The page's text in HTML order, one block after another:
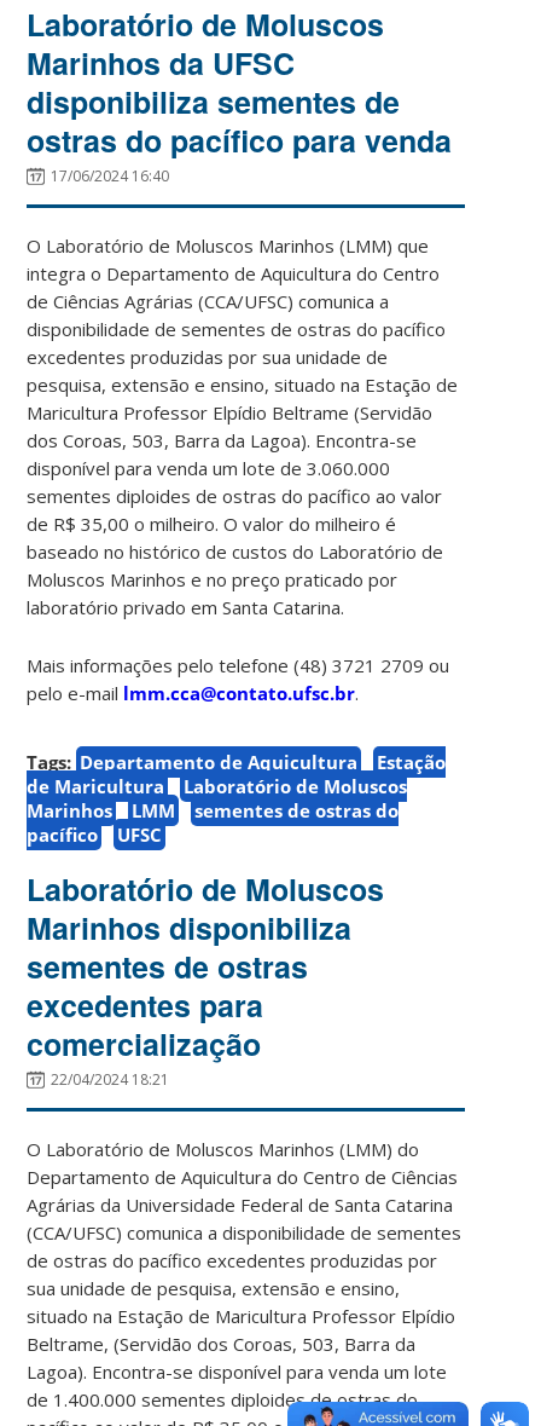
Laboratório de Moluscos
Marinhos da UFSC
disponibiliza sementes de
ostras do pacífico para venda
17/06/2024 16:40
O Laboratório de Moluscos Marinhos (LMM) que
integra o Departamento de Aquicultura do Centro
de Ciências Agrárias (CCA/UFSC) comunica a
disponibilidade de sementes de ostras do pacífico
excedentes produzidas por sua unidade de
pesquisa, extensão e ensino, situado na Estação de
Maricultura Professor Elpídio Beltrame (Servidão
dos Coroas, 503, Barra da Lagoa). Encontra-se
disponível para venda um lote de 3.060.000
sementes diploides de ostras do pacífico ao valor
de R$ 35,00 o milheiro. O valor do milheiro é
baseado no histórico de custos do Laboratório de
Moluscos Marinhos e no preço praticado por
laboratório privado em Santa Catarina.
Mais informações pelo telefone (48) 3721 2709 ou
pelo e-mail lmm.cca@contato.ufsc.br.
Tags: Departamento de Aquicultura
Estação
de Maricultura
Laboratório de Moluscos
Marinhos
LMM
sementes de ostras do
pacífico
UFSC
Laboratório de Moluscos
Marinhos disponibiliza
sementes de ostras
excedentes para
comercialização
22/04/2024 18:21
O Laboratório de Moluscos Marinhos (LMM) do
Departamento de Aquicultura do Centro de Ciências
Agrárias da Universidade Federal de Santa Catarina
(CCA/UFSC) comunica a disponibilidade de sementes
de ostras do pacífico excedentes produzidas por
sua unidade de pesquisa, extensão e ensino,
situado na Estação de Maricultura Professor Elpídio
Beltrame, (Servidão dos Coroas, 503, Barra da
Lagoa). Encontra-se disponível para venda um lote
de 1.400.000 sementes diploides de ostras do